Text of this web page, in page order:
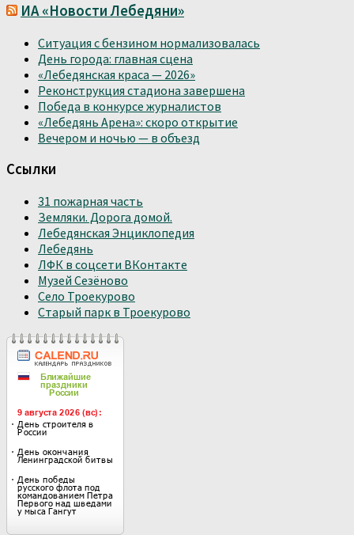
ИА «Новости Лебедяни»
Ситуация с бензином нормализовалась
День города: главная сцена
«Лебедянская краса — 2026»
Реконструкция стадиона завершена
Победа в конкурсе журналистов
«Лебедянь Арена»: скоро открытие
Вечером и ночью — в объезд
Ссылки
31 пожарная часть
Земляки. Дорога домой.
Лебедянская Энциклопедия
Лебедянь
ЛФК в соцсети ВКонтакте
Музей Сезёново
Село Троекурово
Старый парк в Троекурово